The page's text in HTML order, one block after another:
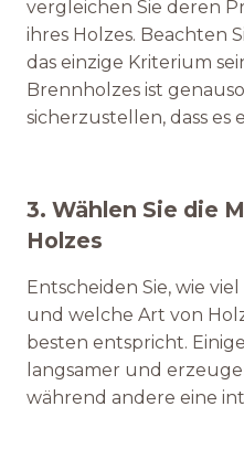
vergleichen Sie deren
ihres Holzes. Beachten
das einzige Kriterium
Brennholzes ist
sicherzustellen, dass es
3. Wählen Sie die
Holzes
Entscheiden Sie, wie
und welche Art von
besten entspricht.
langsamer und
während andere eine